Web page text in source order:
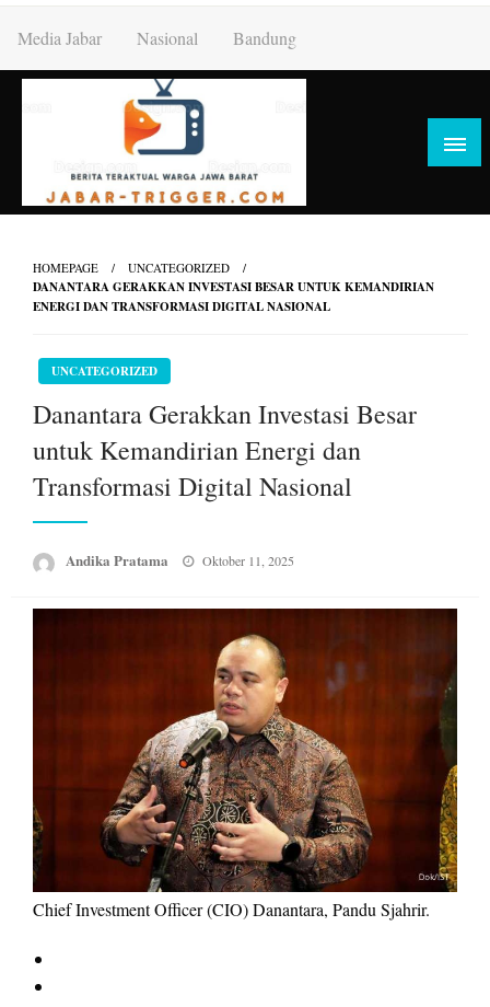
content
Media Jabar Nasional Bandung
HOMEPAGE UNCATEGORIZED
DANANTARA GERAKKAN INVESTASI BESAR UNTUK KEMANDIRIAN
ENERGI DAN TRANSFORMASI DIGITAL NASIONAL
UNCATEGORIZED
Danantara Gerakkan Investasi Besar
untuk Kemandirian Energi dan
Transformasi Digital Nasional
Andika Pratama
Posted
Oktober 11, 2025
Chief Investment Officer (CIO) Danantara, Pandu Sjahrir.